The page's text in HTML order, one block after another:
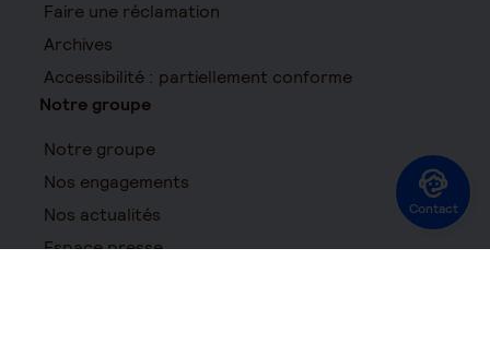
Contact
Faire une réclamation
Archives
Accessibilité : partiellement conforme
Notre groupe
Notre groupe
Nos engagements
Nos actualités
Espace presse